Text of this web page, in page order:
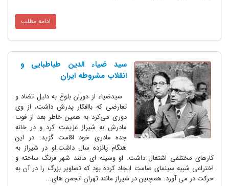
ادامه مطلب
سید ضیاء الدین طباطبایی و
انقلاب مشروطه ایران
سیدضیاء از دوران بلوغ به دلیل تضاد و
تعارضی که باافکار پدرش داشت‌، از وی
دوری می‌کرد به همین خاطر بعد از فوت
مادرش به شیراز عزیمت کرد و در خانه
جده مادری خود اقامت گزید. در این
هنگام پانزده سال داشت.او در شیراز به
کارهای مختلفی اشتغال داشت. او وسیله ای مانند شهر فرنگ ساخته و
اختراعی شبیه سینمای صامت ایجاد کرده بود که تصاویر بزرگ را در آن به
حرکت در می آورد. همچنین در شیراز مانند تهران انجمن های...